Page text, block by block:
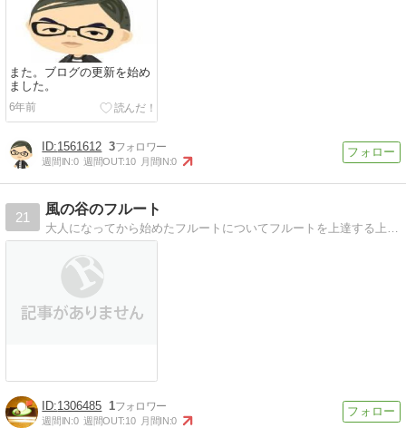
また。ブログの更新を始め
ました。
6年前
1561612 3
週間IN:0 週間OUT:10 月間IN:0
21
風の谷のフルート
1306485 1
週間IN:0 週間OUT:10 月間IN:0